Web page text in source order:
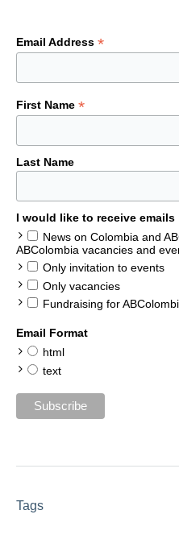
Email Address *
First Name *
Last Name
I would like to receive emails
News on Colombia and
ABColombia vacancies and
Only invitation to events
Only vacancies
Fundraising for
Email Format
html
text
Tags